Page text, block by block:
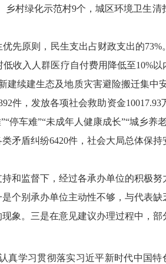
村绿化示范村9个，城区环境卫生
优先原则，民生支出占财政支出的73%
收入人群医疗自付费用降低至10%以
建续建生态及地质灾害避险搬迁集中
件，发放各项社会救助资金
停车难”“未成年人健康成长”“城乡
矛盾纠纷6420件，社会大局总体保持
和监督下，经过各承办单位的积极
是个别承办单位主动性不够，与代表
象。 三是在意见建议办理过程中，
真学习贯彻落实习近平新时代中国特